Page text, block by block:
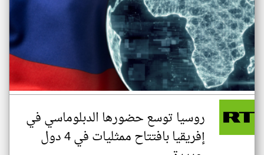
روسيا توسع حضورها الدبلوماسي في
إفريقيا بافتتاح ممثليات في 4 دول